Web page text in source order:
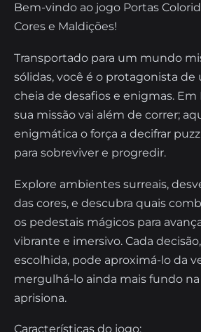
Bem-vindo ao jogo Portas
Cores e Maldições!
Transportado para um mundo
sólidas, você é o protagonista de
cheia de desafios e enigmas. Em
sua missão vai além de correr;
enigmática o força a decifrar
para sobreviver e progredir.
Explore ambientes surreais,
das cores, e descubra quais
os pedestais mágicos para
vibrante e imersivo. Cada
escolhida, pode aproximá-lo da
mergulhá-lo ainda mais fundo
aprisiona.
Características do jogo: